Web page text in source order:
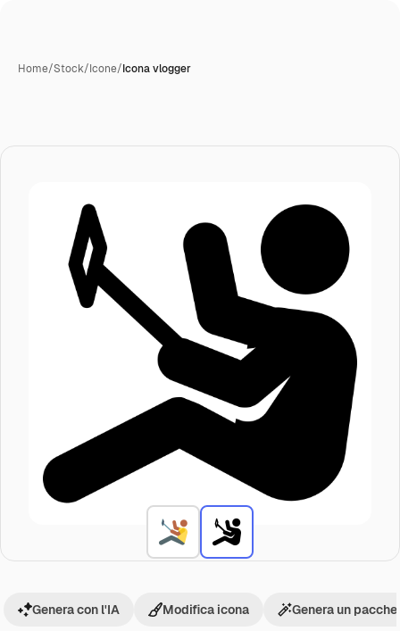
Home/Stock/Icone/Icona vlogger
Genera con l'IA Modifica icona Genera un